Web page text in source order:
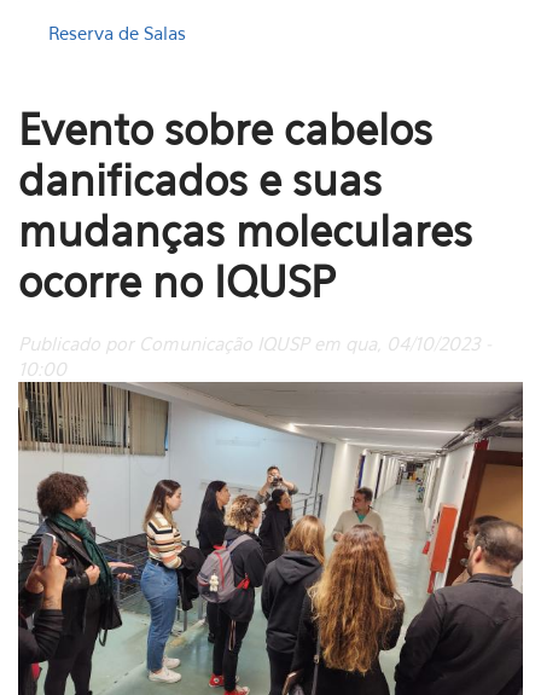
Reserva de Salas
Evento sobre cabelos
danificados e suas
mudanças moleculares
ocorre no IQUSP
Publicado por Comunicação IQUSP em qua, 04/10/2023 -
10:00